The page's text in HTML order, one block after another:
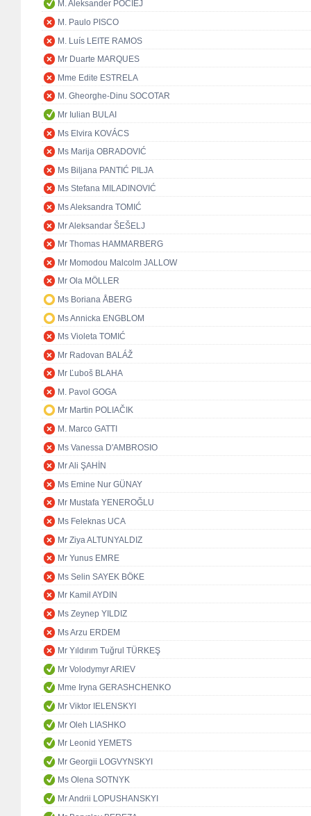
M. Aleksander POCIEJ
M. Paulo PISCO
M. Luís LEITE RAMOS
Mr Duarte MARQUES
Mme Edite ESTRELA
M. Gheorghe-Dinu SOCOTAR
Mr Iulian BULAI
Ms Elvira KOVÁCS
Ms Marija OBRADOVIĆ
Ms Biljana PANTIĆ PILJA
Ms Stefana MILADINOVIĆ
Ms Aleksandra TOMIĆ
Mr Aleksandar ŠEŠELJ
Mr Thomas HAMMARBERG
Mr Momodou Malcolm JALLOW
Mr Ola MÖLLER
Ms Boriana ÅBERG
Ms Annicka ENGBLOM
Ms Violeta TOMIĆ
Mr Radovan BALÁŽ
Mr Ľuboš BLAHA
M. Pavol GOGA
Mr Martin POLIAČIK
M. Marco GATTI
Ms Vanessa D'AMBROSIO
Mr Ali ŞAHİN
Ms Emine Nur GÜNAY
Mr Mustafa YENEROĞLU
Ms Feleknas UCA
Mr Ziya ALTUNYALDIZ
Mr Yunus EMRE
Ms Selin SAYEK BÖKE
Mr Kamil AYDIN
Ms Zeynep YILDIZ
Ms Arzu ERDEM
Mr Yıldırım Tuğrul TÜRKEŞ
Mr Volodymyr ARIEV
Mme Iryna GERASHCHENKO
Mr Viktor IELENSKYI
Mr Oleh LIASHKO
Mr Leonid YEMETS
Mr Georgii LOGVYNSKYI
Ms Olena SOTNYK
Mr Andrii LOPUSHANSKYI